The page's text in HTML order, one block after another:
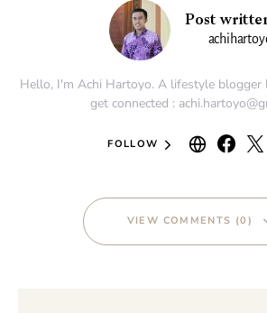
Post
Hello, I'm Achi Hartoyo. A lifestyle blogger
get connected :
FOLLOW
VIEW COMMENTS (0)